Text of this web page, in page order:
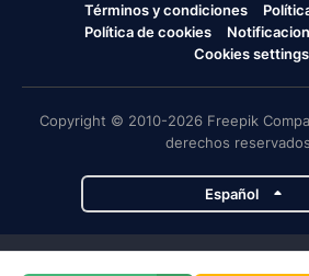
Términos y condiciones
Política de cookies
Cookies settings
Copyright © 2010-2026 Freepik
derechos
Español